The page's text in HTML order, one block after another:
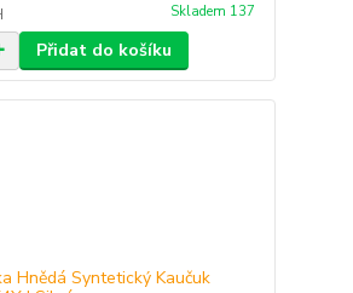
Skladem 137
Přidat do košíku